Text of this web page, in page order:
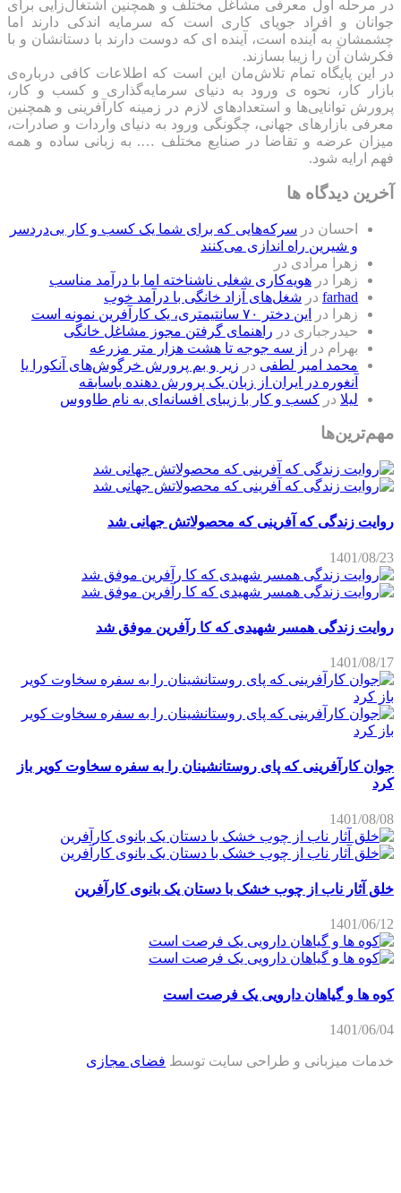
در مرحله اول معرفی مشاغل مختلف و همچنین اشتغال‌زایی برای
جوانان و افراد جویای کاری است که سرمایه اندکی دارند اما
چشمشان به آینده است، آینده ای که دوست دارند با دستانشان و با
فکرشان آن را زیبا بسازند.
در این پایگاه تمام تلاش‌مان این است که ‌اطلاعات کافی درباره‌ی
بازار کار، نحوه ی ورود به دنیای سرمایه‌گذاری و کسب و کار،
پرورش توانایی‌ها و استعدادهای لازم در زمینه کارآفرینی و همچنین
معرفی بازارهای جهانی، چگونگی ورود به دنیای واردات و صادرات،
میزان عرضه و تقاضا در صنایع مختلف …. به زبانی ساده و همه
فهم ارایه شود.
آخرین دیدگاه ها
احسان در سرکه‌هایی که برای شما یک کسب و کار بی‌دردسر
و شیرین راه اندازی می‌کنند
زهرا مرادی در
زهرا
در هویه‌کاری شغلی ناشناخته اما با درآمد مناسب
farhad در شغل‌های آزاد خانگی با درآمد خوب
زهرا
در
این دختر ۷۰ سانتیمتری، یک کارآفرین نمونه است
حیدرجباری در راهنمای گرفتن مجوز مشاغل خانگی
بهرام در
از سه جوجه تا هشت هزار متر مزرعه
محمد امیر لطفی در زیر و بم پرورش خرگوش‌های آنکورا یا
آنغوره در ایران از زبان یک پرورش دهنده باسابقه
لیلا در کسب و کار با زیبای افسانه‌ای به نام طاووس
مهم‌ترین‌ها
روایت زندگی که آفرینی که محصولاتش جهانی شد
1401/08/23
روایت زندگی همسر شهیدی که کا رآفرین موفق شد
1401/08/17
جوان کارآفرینی که پای روستانشینان را به سفره سخاوت کویر باز
کرد
1401/08/08
خلق آثار ناب از چوب خشک با دستان یک بانوی کارآفرین
1401/06/12
کوه ها و گیاهان دارویی یک فرصت است
1401/06/04
خدمات میزبانی و طراحی سایت توسط فضای مجازی